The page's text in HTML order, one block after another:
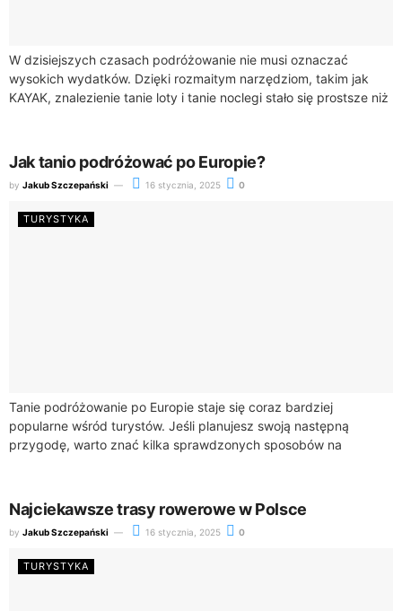
W dzisiejszych czasach podróżowanie nie musi oznaczać
wysokich wydatków. Dzięki rozmaitym narzędziom, takim jak
KAYAK, znalezienie tanie loty i tanie noclegi stało się prostsze niż
Jak tanio podróżować po Europie?
by Jakub Szczepański 16 stycznia, 2025 0
TURYSTYKA
Tanie podróżowanie po Europie staje się coraz bardziej
popularne wśród turystów. Jeśli planujesz swoją następną
przygodę, warto znać kilka sprawdzonych sposobów na
Najciekawsze trasy rowerowe w Polsce
by Jakub Szczepański 16 stycznia, 2025 0
TURYSTYKA